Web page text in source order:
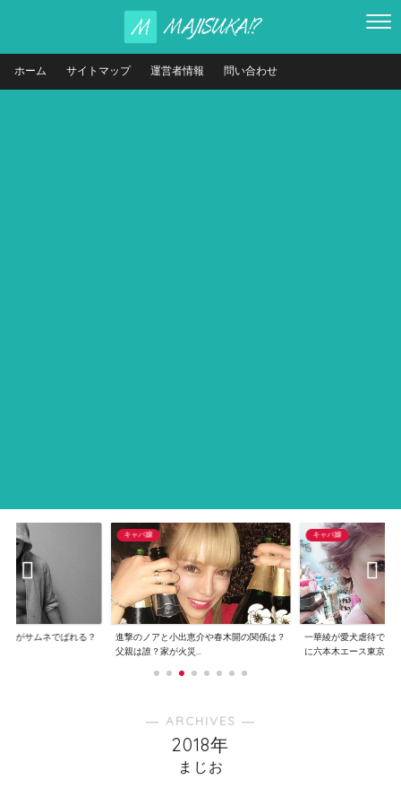
ホーム サイトマップ 運営者情報 問い合わせ
像がサムネでばれる？
キャバ嬢
進撃のノアと小出恵介や春木開の関係は？
父親は誰？家が火災...
キャバ嬢
一華綾が愛犬虐待で炎
に六本木エース東京...
― ARCHIVES ―
2018年
まじお